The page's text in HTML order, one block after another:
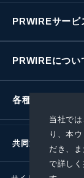
当社では
り、本
だき、
で詳し
PRWIREサービ
PRWIREについ
各種お問い合わせ
共同通信社グループ